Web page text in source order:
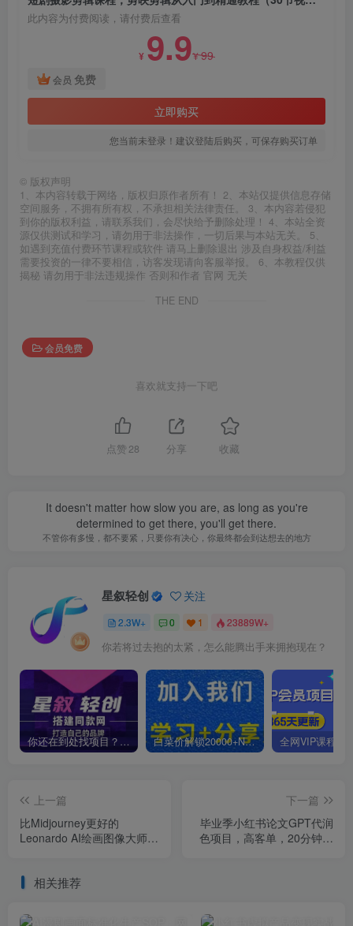
此内容为付费阅读，请付费后查看
¥ 9.9¥99
会员 免费
立即购买
您当前未登录！建议登陆后购买，可保存购买订单
© 版权声明
1、本内容转载于网络，版权归原作者所有！ 2、本站仅提供信息存储
空间服务，不拥有所有权，不承担相关法律责任。 3、本内容若侵犯
到你的版权利益，请联系我们，会尽快给予删除处理！ 4、本站全资
源仅供测试和学习，请勿用于非法操作，一切后果与本站无关。 5、
如遇到充值付费环节课程或软件 请马上删除退出 涉及自身权益/利益
需要投资的一律不要相信，访客发现请向客服举报。 6、本教程仅供
揭秘 请勿用于非法违规操作 否则和作者 官网 无关
THE END
会员免费
喜欢就支持一下吧
点赞 28 分享 收藏
It doesn't matter how slow you are, as long as you're
determined to get there, you'll get there.
不管你有多慢，都不要紧，只要你有决心，你最终都会到达想去的地方
星叙轻创 关注
2.3W+ 0 1 23889W+
你若将过去抱的太紧，怎么能腾出手来拥抱现在？
你还在到处找项目？还在当韭菜？我靠卖项目一个月收入5万+，曾经我也是个失败者。 白菜价解锁20000+N个赚钱机会，加入星叙轻创会员，全站资源免费学习。
上一篇
比Midjourney更好的
Leonardo AI绘画图像大师班
下一篇
毕业季小红书论文GPT代润
色项目，高客单，20分钟一
相关推荐